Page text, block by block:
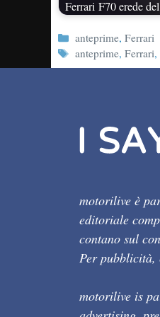
Ferrari F70 erede
Categorie
anteprime,Ferrari
Tag
anteprime,Ferrari,
motorilive è
editoriale
contano sul
Per
motorilive is